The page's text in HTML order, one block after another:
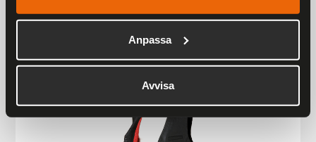
Anpassa
Avvisa
Andra har även tittat på
Rekommenderade produkter